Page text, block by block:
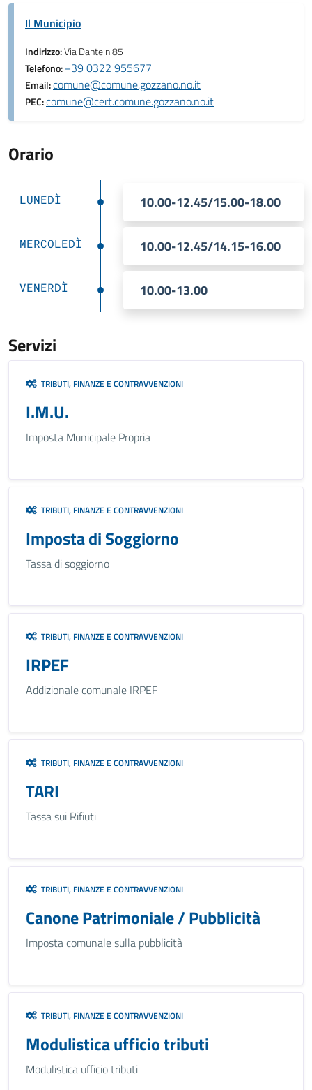
Il Municipio
Indirizzo:Via Dante n.85
Telefono:+39 0322 955677
Email:comune@comune.gozzano.no.it
PEC:comune@cert.comune.gozzano.no.it
Orario
LUNEDÌ 10.00-12.45/15.00-18.00
MERCOLEDÌ 10.00-12.45/14.15-16.00
VENERDÌ 10.00-13.00
Servizi
TRIBUTI, FINANZE E CONTRAVVENZIONI
I.M.U.
Imposta Municipale Propria
TRIBUTI, FINANZE E CONTRAVVENZIONI
Imposta di Soggiorno
Tassa di soggiorno
TRIBUTI, FINANZE E CONTRAVVENZIONI
IRPEF
Addizionale comunale IRPEF
TRIBUTI, FINANZE E CONTRAVVENZIONI
TARI
Tassa sui Rifiuti
TRIBUTI, FINANZE E CONTRAVVENZIONI
Canone Patrimoniale / Pubblicità
Imposta comunale sulla pubblicità
TRIBUTI, FINANZE E CONTRAVVENZIONI
Modulistica ufficio tributi
Modulistica ufficio tributi